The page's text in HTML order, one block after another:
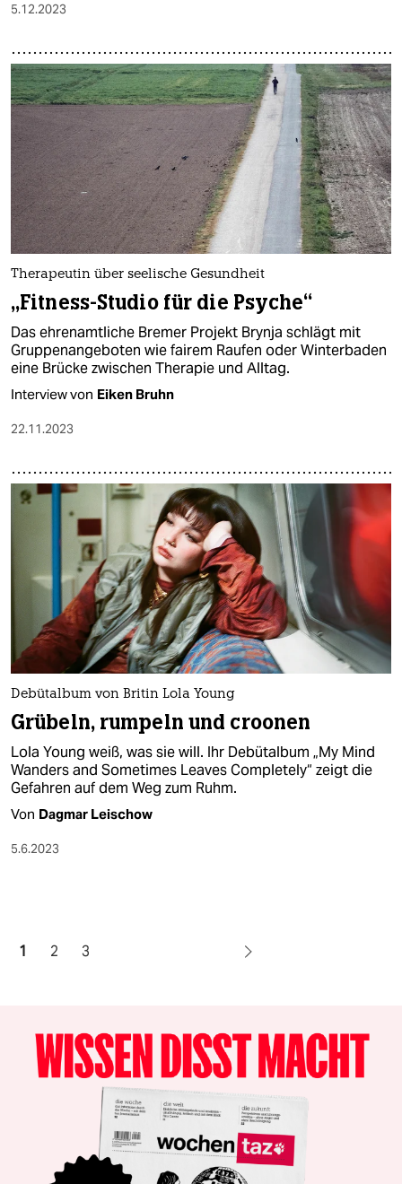
5.12.2023
Therapeutin über seelische Gesundheit
„Fitness-Studio für die Psyche“
Das ehrenamtliche Bremer Projekt Brynja schlägt mit
Gruppenangeboten wie fairem Raufen oder Winterbaden
eine Brücke zwischen Therapie und Alltag.
Interview von Eiken Bruhn
22.11.2023
Debütalbum von Britin Lola Young
Grübeln, rumpeln und croonen
Lola Young weiß, was sie will. Ihr Debütalbum „My Mind
Wanders and Sometimes Leaves Completely“ zeigt die
Gefahren auf dem Weg zum Ruhm.
Von Dagmar Leischow
5.6.2023
1 2 3